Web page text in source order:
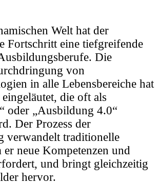
Welt hat der
Fortschritt eine tiefgreifende
Die
von
in alle Lebensbereiche hat
die oft als
oder „Ausbildung 4.0“
Der Prozess der
verwandelt traditionelle
neue Kompetenzen und
und bringt gleichzeitig
hervor.